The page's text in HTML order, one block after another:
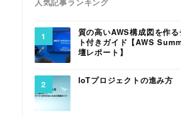
人気記事ランキング
質の高いAWS構成図を作
ト付きガイド【AWS
壇レポート】
IoTプロジェクトの進み方